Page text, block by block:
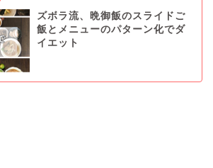
ズボラ流、晩御飯のスライドご
飯とメニューのパターン化でダ
イエット